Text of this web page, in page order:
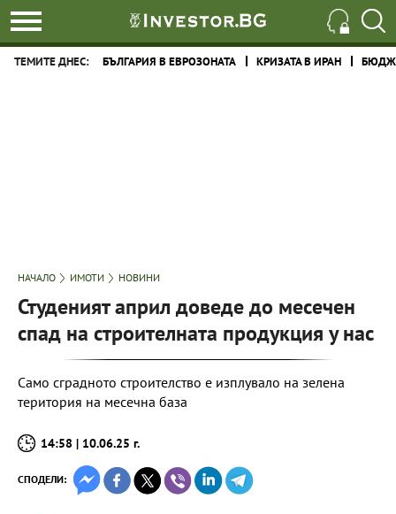
ТЕМИТЕ ДНЕС: БЪЛГАРИЯ В ЕВРОЗОНАТА КРИЗАТА В ИРАН
НАЧАЛО ИМОТИ НОВИНИ
Студеният април доведе до месечен
спад на строителната продукция у нас
Само сградното строителство е изплувало на зелена
територия на месечна база
14:58 | 10.06.25 г.
СПОДЕЛИ: